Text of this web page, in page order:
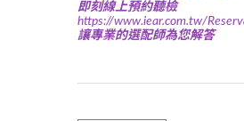
即刻線上預約聽檢
https://www.iear.com.tw/
讓專業的選配師為您解答